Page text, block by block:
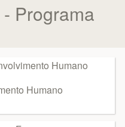
Programa
Humano